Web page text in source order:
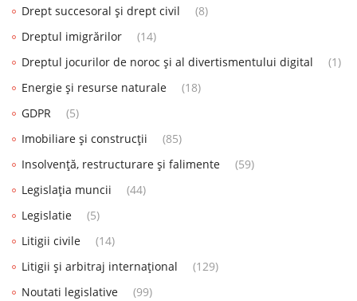
Drept succesoral și drept civil
(8)
Dreptul imigrărilor
(14)
Dreptul jocurilor de noroc și al divertismentului digital
(1)
Energie și resurse naturale
(18)
GDPR
(5)
Imobiliare și construcții
(85)
Insolvență, restructurare și falimente
(59)
Legislația muncii
(44)
Legislatie
(5)
Litigii civile
(14)
Litigii și arbitraj internațional
(129)
Noutati legislative
(99)